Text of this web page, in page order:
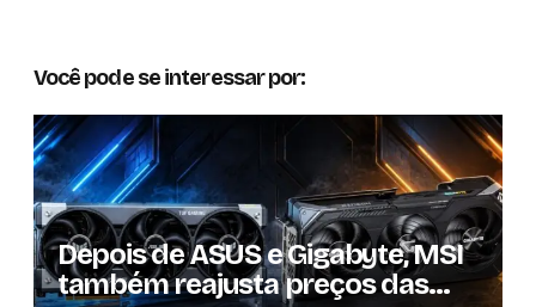
Você pode se interessar por:
Depois de ASUS e Gigabyte, MSI
também reajusta preços das